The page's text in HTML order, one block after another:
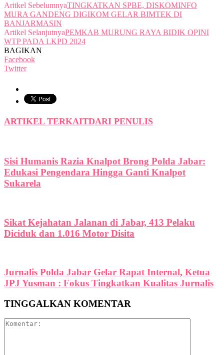
Aritkel SebelumnyaTINGKATKAN SPBE, DISKOMINFO
MURA GANDENG DIGIKOM GELAR BIMTEK DI
BANJARMASIN
Artikel SelanjutnyaPEMKAB MURUNG RAYA BIDIK OPINI
WTP PADA LKPD 2024
BAGIKAN
Facebook
Twitter
ARTIKEL TERKAITDARI PENULIS
Sisi Humanis Razia Knalpot Brong Polda Jabar:
Edukasi Pengendara Hingga Ganti Knalpot
Sukarela
Sikat Kejahatan Jalanan di Jabar, 413 Pelaku
Diciduk dan 1.016 Motor Disita
Jurnalis Polda Jabar Gelar Rapat Internal, Ketua
JPJ Yusman : Fokus Tingkatkan Kualitas Jurnalis
TINGGALKAN KOMENTAR